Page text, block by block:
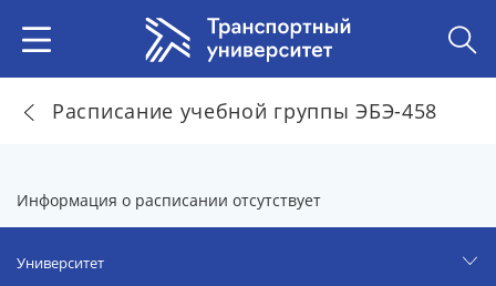
Расписание учебной группы ЭБЭ-458
Информация о расписании отсутствует
Университет